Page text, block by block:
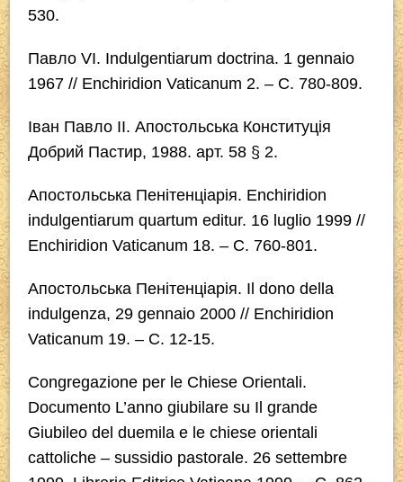
530.
Павло VI. Indulgentiarum doctrina. 1 gennaio
1967 // Enchiridion Vaticanum 2. – C. 780-809.
Іван Павло ІІ.Апостольська Конституція
Добрий Пастир, 1988. арт. 58 § 2.
Апостольська Пенітенціарія. Enchiridion
indulgentiarum quartum editur. 16 luglio 1999 //
Enchiridion Vaticanum 18. – C. 760-801.
Апостольська Пенітенціарія. Il dono della
indulgenza, 29 gennaio 2000 // Enchiridion
Vaticanum 19. – C. 12-15.
Congregazione per le Chiese Orientali.
Documento L’anno giubilare su Il grande
Giubileo del duemila e le chiese orientali
cattoliche – sussidio pastorale. 26 settembre